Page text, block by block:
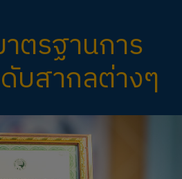
ตรฐานการ
บสากลต่างๆ